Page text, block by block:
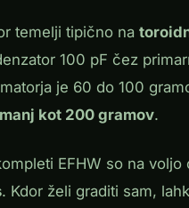
temelji tipično na
100 pF čez
je 60 do 100
manj kot 200 gramov.
EFHW so na voljo
. Kdor želi graditi sam,